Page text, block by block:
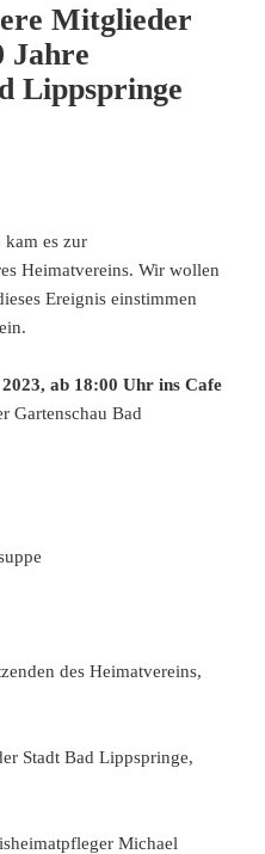
Mitglieder
Jahre
Lippspringe
kam es zur
Heimatvereins. Wir wollen
Ereignis einstimmen
ab 18:00 Uhr ins Cafe
Gartenschau Bad
des Heimatvereins,
Stadt Bad Lippspringe,
Michael